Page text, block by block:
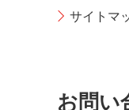
サイトマ
お問い